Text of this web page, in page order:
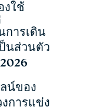
งใช้
การเดิน
นส่วนตัว
น์ของ
การแข่ง